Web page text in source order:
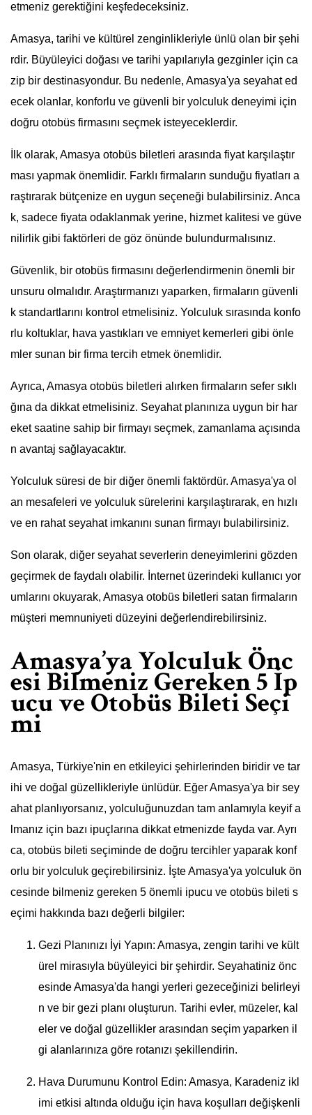
etmeniz gerektiğini keşfedeceksiniz.
Amasya, tarihi ve kültürel zenginlikleriyle ünlü olan bir şehi
rdir. Büyüleyici doğası ve tarihi yapılarıyla gezginler için ca
zip bir destinasyondur. Bu nedenle, Amasya'ya seyahat ed
ecek olanlar, konforlu ve güvenli bir yolculuk deneyimi için
doğru otobüs firmasını seçmek isteyeceklerdir.
İlk olarak, Amasya otobüs biletleri arasında fiyat karşılaştır
ması yapmak önemlidir. Farklı firmaların sunduğu fiyatları a
raştırarak bütçenize en uygun seçeneği bulabilirsiniz. Anca
k, sadece fiyata odaklanmak yerine, hizmet kalitesi ve güve
nilirlik gibi faktörleri de göz önünde bulundurmalısınız.
Güvenlik, bir otobüs firmasını değerlendirmenin önemli bir
unsuru olmalıdır. Araştırmanızı yaparken, firmaların güvenli
k standartlarını kontrol etmelisiniz. Yolculuk sırasında konfo
rlu koltuklar, hava yastıkları ve emniyet kemerleri gibi önle
mler sunan bir firma tercih etmek önemlidir.
Ayrıca, Amasya otobüs biletleri alırken firmaların sefer sıklı
ğına da dikkat etmelisiniz. Seyahat planınıza uygun bir har
eket saatine sahip bir firmayı seçmek, zamanlama açısında
n avantaj sağlayacaktır.
Yolculuk süresi de bir diğer önemli faktördür. Amasya'ya ol
an mesafeleri ve yolculuk sürelerini karşılaştırarak, en hızlı
ve en rahat seyahat imkanını sunan firmayı bulabilirsiniz.
Son olarak, diğer seyahat severlerin deneyimlerini gözden
geçirmek de faydalı olabilir. İnternet üzerindeki kullanıcı yor
umlarını okuyarak, Amasya otobüs biletleri satan firmaların
müşteri memnuniyeti düzeyini değerlendirebilirsiniz.
Amasya’ya Yolculuk Önc
esi Bilmeniz Gereken 5 İp
ucu ve Otobüs Bileti Seçi
mi
Amasya, Türkiye'nin en etkileyici şehirlerinden biridir ve tar
ihi ve doğal güzellikleriyle ünlüdür. Eğer Amasya'ya bir sey
ahat planlıyorsanız, yolculuğunuzdan tam anlamıyla keyif a
lmanız için bazı ipuçlarına dikkat etmenizde fayda var. Ayrı
ca, otobüs bileti seçiminde de doğru tercihler yaparak konf
orlu bir yolculuk geçirebilirsiniz. İşte Amasya'ya yolculuk ön
cesinde bilmeniz gereken 5 önemli ipucu ve otobüs bileti s
eçimi hakkında bazı değerli bilgiler:
Gezi Planınızı İyi Yapın: Amasya, zengin tarihi ve kült
ürel mirasıyla büyüleyici bir şehirdir. Seyahatiniz önc
esinde Amasya'da hangi yerleri gezeceğinizi belirleyi
n ve bir gezi planı oluşturun. Tarihi evler, müzeler, kal
eler ve doğal güzellikler arasından seçim yaparken il
gi alanlarınıza göre rotanızı şekillendirin.
Hava Durumunu Kontrol Edin: Amasya, Karadeniz ikl
imi etkisi altında olduğu için hava koşulları değişkenli